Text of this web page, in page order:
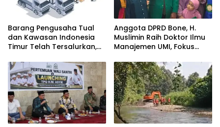
Barang Pengusaha Tual
dan Kawasan Indonesia
Timur Telah Tersalurkan,
Langkah Penyelesaian PT
Afid Logistik dan PT Tanto
Intim Line
Anggota DPRD Bone, H.
Muslimin Raih Doktor Ilmu
Manajemen UMI, Fokus
ASN